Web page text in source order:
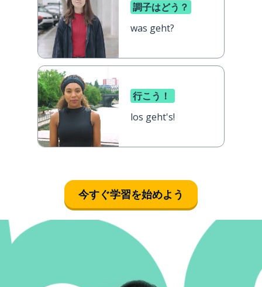
調子はどう？
was geht?
行こう！
los geht's!
今すぐ学習を始めよう